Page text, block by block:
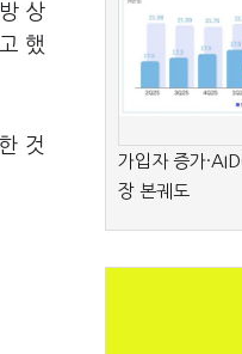
상
했
것
가입자 증가
장 본궤도